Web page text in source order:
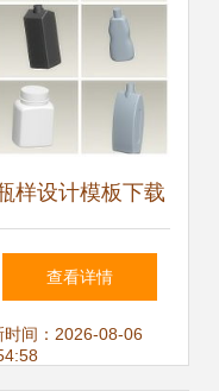
样设计模板下载
1098529 其他模型
整套3d模型
查看详情
时间：2026-08-06